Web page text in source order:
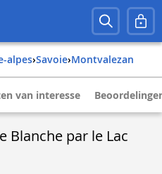
alpes› savoie› montvalezan
van interesse
Blanche par le Lac